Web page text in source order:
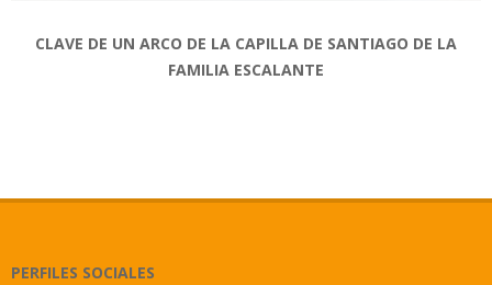
CLAVE DE UN ARCO DE LA CAPILLA DE SANTIAGO DE LA
FAMILIA ESCALANTE
PERFILES SOCIALES